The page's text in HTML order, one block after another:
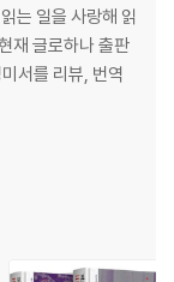
는 일을 사랑해 읽
재 글로하나 출판
서를 리뷰, 번역